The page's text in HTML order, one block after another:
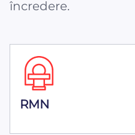
încredere.
RMN